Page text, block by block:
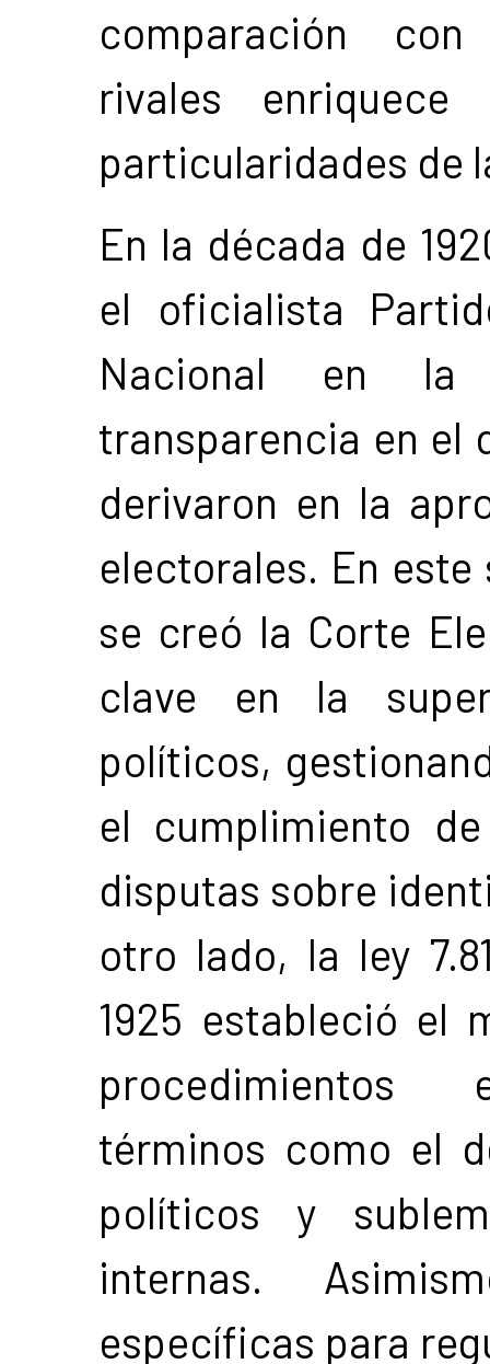
comparación
rivales
particularidades de
En la década de
el oficialista
Nacional en la
transparencia en el
derivaron en la
electorales. En
se creó la Corte
clave en la
políticos,
el cumplimiento
disputas sobre
otro lado, la ley
1925 estableció el
procedimientos
términos como el
políticos y
internas.
específicas para